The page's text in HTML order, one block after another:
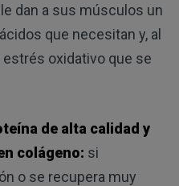
dan a sus músculos un
que necesitan y, al
oxidativo que se
de alta calidad y
colágeno: si
o se recupera muy